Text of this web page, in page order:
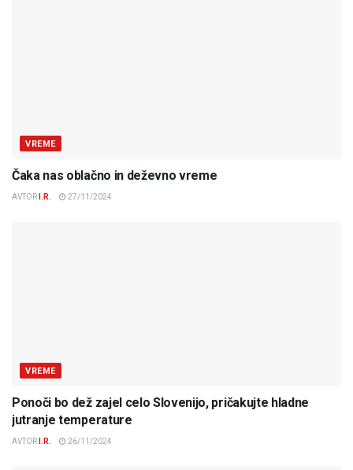
VREME
Čaka nas oblačno in deževno vreme
AVTOR I.R. 27/11/2024
VREME
Ponoči bo dež zajel celo Slovenijo, pričakujte hladne
jutranje temperature
AVTOR I.R. 26/11/2024